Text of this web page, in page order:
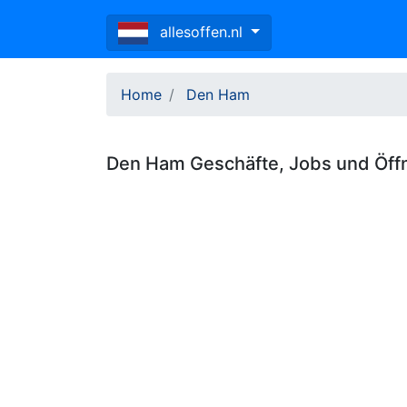
allesoffen.nl
Home Den Ham
Den Ham Geschäfte, Jobs und